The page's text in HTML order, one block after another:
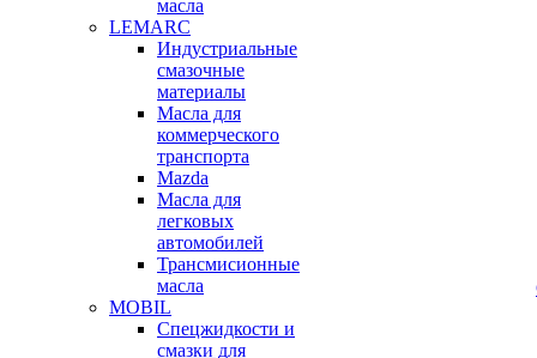
масла
LEMARC
Индустриальные
смазочные
материалы
Масла для
коммерческого
транспорта
Mazda
Масла для
легковых
автомобилей
Трансмисионные
масла
MOBIL
Cпецжидкости и
смазки для